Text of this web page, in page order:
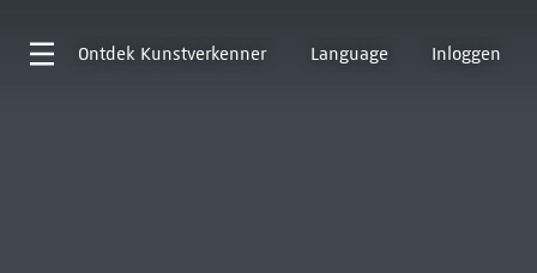
Ontdek Kunstverkenner Language Inloggen